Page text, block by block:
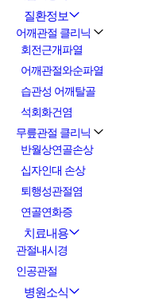
질환정보
어깨관절 클리닉
회전근개파열
어깨관절와순파열
습관성 어깨탈골
석회화건염
무릎관절 클리닉
반월상연골손상
십자인대 손상
퇴행성관절염
연골연화증
치료내용
관절내시경
인공관절
병원소식